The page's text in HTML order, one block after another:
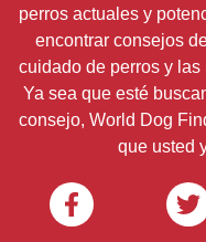
perros actuales y
encontrar consejos
cuidado de perros y
Ya sea que esté
consejo, World Dog
que usted